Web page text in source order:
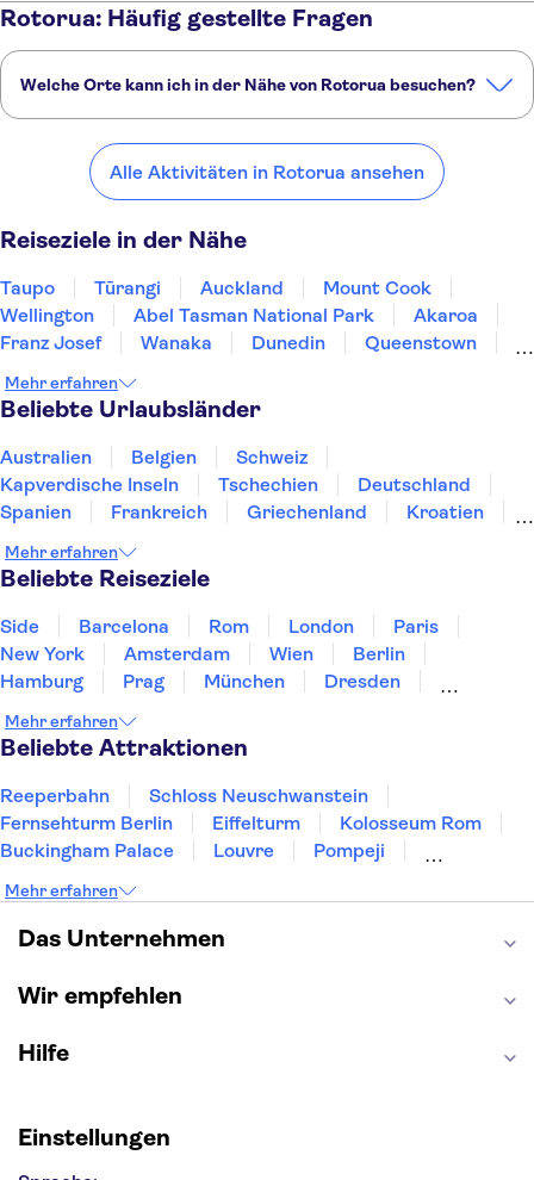
Rotorua: Häufig gestellte Fragen
Welche Orte kann ich in der Nähe von Rotorua besuchen?
Tūrangi Auckland Mount Cook Wellington
Alle Aktivitäten in Rotorua ansehen
Reiseziele in der Nähe
Taupo Tūrangi Auckland
Mount Cook
Wellington
Abel Tasman National Park
Akaroa
Franz Josef
Wanaka Dunedin
Queenstown
Mehr erfahren
Beliebte Urlaubsländer
Australien Belgien
Schweiz
Kapverdische Inseln
Tschechien
Deutschland
Spanien
Frankreich Griechenland
Kroatien
Norwegen
Polen
Mehr erfahren
Beliebte Reiseziele
Side Barcelona Rom London
Paris
New York
Amsterdam Wien
Berlin
Hamburg
Prag München
Dresden
Heidelberg
Bremen
Mehr erfahren
Beliebte Attraktionen
Reeperbahn
Schloss Neuschwanstein
Fernsehturm Berlin
Eiffelturm
Kolosseum Rom
Buckingham Palace
Louvre
Pompeji
Moulin Rouge
Burj Khalifa
Keukenhof
London Eye
Elbphilharmonie
Mehr erfahren
Das Unternehmen
Wir empfehlen
Hilfe
Einstellungen